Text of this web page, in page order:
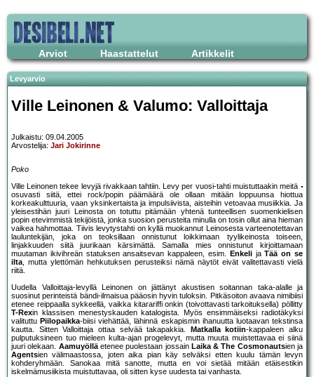
Arviot Haastattelut Artikkelit
Levyarvio
Ville Leinonen & Valumo: Valloittaja
Julkaistu: 09.04.2005
Arvostelija: Jari Jokirinne
Poko
Ville Leinonen tekee levyjä rivakkaan tahtiin. Levy per vuosi-tahti muistuttaakin meitä
osuvasti siitä, ettei rock/popin päämäärä ole ollaan mitään loppuunsa hiottua
korkeakulttuuria, vaan yksinkertaista ja impulsiivista, aisteihin vetoavaa musiikkia. Ja
yleisestihän juuri Leinosta on totuttu pitämään yhtenä tunteellisen suomenkielisen
popin etevimmistä tekijöistä, jonka suosion perusteita minulla on tosin ollut aina hieman
vaikea hahmottaa. Tiivis levytystahti on kyllä muokannut Leinosesta varteenotettavan
lauluntekijän, joka on teoksillaan onnistunut loikkimaan tyylikeinosta toiseen,
linjakkuuden siitä juurikaan kärsimättä. Samalla mies onnistunut kirjoittamaan
muutaman ikivihreän statuksen ansaitsevan kappaleen, esim.
EnkelijaTää on se
ilta, mutta ylettömän hehkutuksen perusteiksi nämä näytöt eivät valitettavasti vielä
riitä.
Uudella Valloittaja-levyllä Leinonen on jättänyt akustisen soitannan taka-alalle ja
suosinut perinteistä bändi-ilmaisua pääosin hyvin tuloksin. Pitkäsoiton avaava nimibiisi
etenee reippaalla sykkeellä, vaikka kitarariffi onkin (toivottavasti tarkoituksella) pöllitty
T-Rexin klassisen menestyskauden katalogista. Myös ensimmäiseksi radiotäkyksi
valituttu Piilopaikka-biisi viehättää, lähinnä eskapismin ihanuutta luotaavan tekstinsa
kautta. Sitten Valloittaja ottaa selvää takapakkia.
Matkalla kotiin-kappaleen alku
pulputuksineen tuo mieleen kulta-ajan progelevyt, mutta muuta muistettavaa ei siinä
juuri olekaan. Aamuyölläetenee puolestaan jossain Laika & The Cosmonautsien ja
Agentsien välimaastossa, joten aika pian käy selväksi etten kuulu tämän levyn
kohderyhmään. Sanokaa mitä sanotte, mutta en voi sietää mitään etäisestikin
iskelmämusiikista muistuttavaa, oli sitten kyse uudesta tai vanhasta.